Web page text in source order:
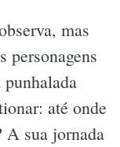
mas
personagens
até onde
A sua jornada